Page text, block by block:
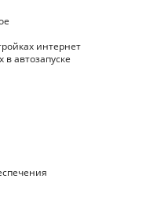
интернет
автозапуске